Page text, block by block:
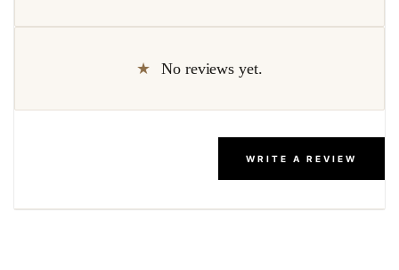
No reviews yet.
WRITE A REVIEW